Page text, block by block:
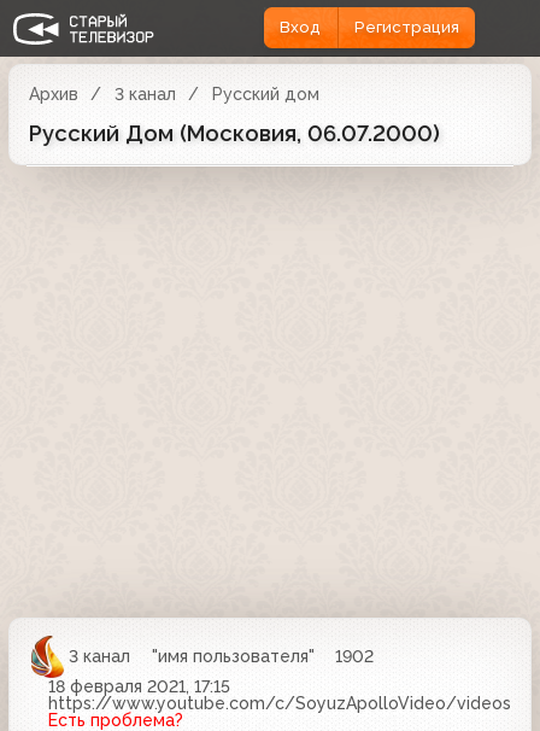
Вход Регистрация
Архив 3 канал Русский дом
Русский Дом (Московия, 06.07.2000)
3 канал "имя пользователя"
1902
18 февраля 2021, 17:15
https://www.youtube.com/c/SoyuzApolloVideo/videos
Есть проблема?